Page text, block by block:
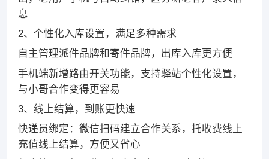
息
2、个性化入库设置，满足多种需求
自主管理派件品牌和寄件品牌，出库入库更方便
手机端新增路由开关功能，支持驿站个性化设置，
与小哥合作变得更容易
3、线上结算，到账更快速
快递员绑定：微信扫码建立合作关系，托收费线上
充值线上结算，方便又省心